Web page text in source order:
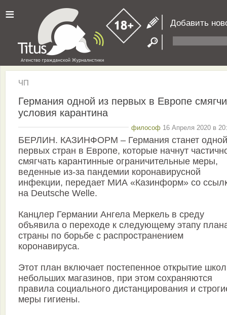
≡ Добавить
ЧП
Германия одной из первых в Европе
условия карантина
философ 16 Апреля 2020 в
БЕРЛИН. КАЗИНФОРМ – Германия станет
первых стран в Европе, которые начнут
смягчать карантинные ограничительные меры,
веденные из-за пандемии коронавирусной
инфекции, передает МИА «Казинформ» со
на Deutsche Welle.
Канцлер Германии Ангела Меркель в среду
объявила о переходе к следующему этапу
страны по борьбе с распространением
коронавируса.
Этот план включает постепенное открытие
небольших магазинов, при этом сохраняются
правила социального дистанцирования и
меры гигиены.